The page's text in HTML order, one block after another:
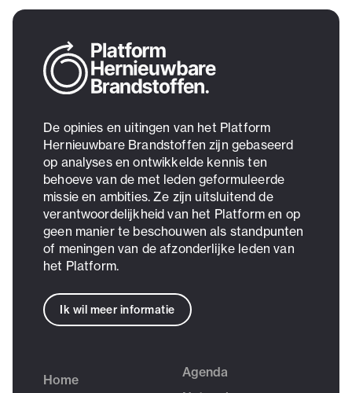
De opinies en uitingen van het Platform
Hernieuwbare Brandstoffen zijn gebaseerd
op analyses en ontwikkelde kennis ten
behoeve van de met leden geformuleerde
missie en ambities. Ze zijn uitsluitend de
verantwoordelijkheid van het Platform en op
geen manier te beschouwen als standpunten
of meningen van de afzonderlijke leden van
het Platform.
Ik wil meer informatie
Home
Agenda